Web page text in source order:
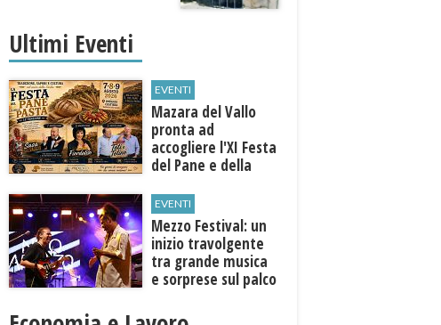
Ultimi Eventi
EVENTI
Mazara del Vallo
pronta ad
accogliere l'XI Festa
del Pane e della
EVENTI
Mezzo Festival: un
inizio travolgente
tra grande musica
e sorprese sul palco